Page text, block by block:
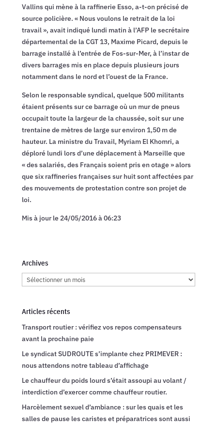
Vallins qui mène à la raffinerie Esso, a-t-on précisé de
source policière. « Nous voulons le retrait de la loi
travail », avait indiqué lundi matin à l’AFP le secrétaire
départemental de la CGT 13, Maxime Picard, depuis le
barrage installé à l’entrée de Fos-sur-Mer, à l’instar de
divers barrages mis en place depuis plusieurs jours
notamment dans le nord et l’ouest de la France.
Selon le responsable syndical, quelque 500 militants
étaient présents sur ce barrage où un mur de pneus
occupait toute la largeur de la chaussée, soit sur une
trentaine de mètres de large sur environ 1,50 m de
hauteur. La ministre du Travail, Myriam El Khomri, a
déploré lundi lors d’une déplacement à Marseille que
« des salariés, des Français soient pris en otage » alors
que six raffineries françaises sur huit sont affectées par
des mouvements de protestation contre son projet de
loi.
Mis à jour le 24/05/2016 à 06:23
Archives
Archives
Articles récents
Transport routier : vérifiez vos repos compensateurs
avant la prochaine paie
Le syndicat SUDROUTE s’implante chez PRIMEVER :
nous attendons notre tableau d’affichage
Le chauffeur du poids lourd s’était assoupi au volant /
interdiction d’exercer comme chauffeur routier.
Harcèlement sexuel d’ambiance : sur les quais et les
salles de pause les caristes et préparatrices sont aussi